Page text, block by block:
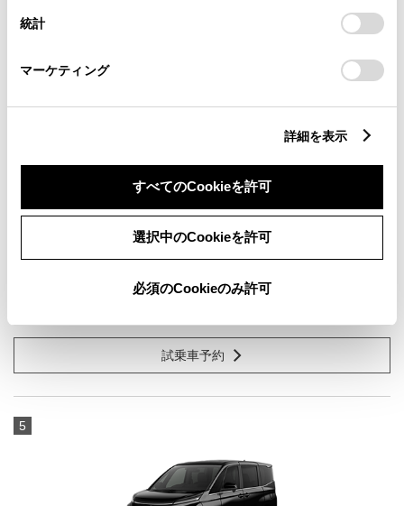
設定の変更、同意を撤回したりするにあたっては、当社の
「Cookie（クッキー）情報の取り扱いについて
」をご覧くだ
統計
マーケティング
詳細を表示
すべてのCookieを許可
選択中のCookieを許可
必須のCookieのみ許可
4
RAV4 Z
2500cc
試乗車予約
5